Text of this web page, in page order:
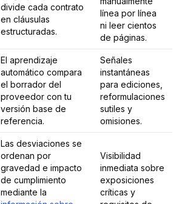
divide cada contrato
en cláusulas
estructuradas.
línea por línea
ni leer cientos
de páginas.
El aprendizaje
automático compara
el borrador del
proveedor con tu
versión base de
referencia.
Señales
instantáneas
para ediciones,
reformulaciones
sutiles y
omisiones.
Las desviaciones se
ordenan por
gravedad e impacto
de cumplimiento
mediante la
Visibilidad
inmediata sobre
exposiciones
críticas y